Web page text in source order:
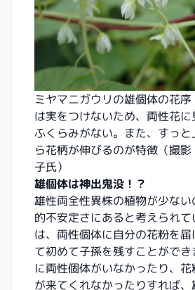
ミヤマニガウリの雄個体の花
は実をつけないため、両性花
ふくらみがない。また、すっ
ら花柄が伸びるのが特徴（撮
子氏）
雄個体は神出鬼没！？
雄性両全性異株の植物が少な
的不安定さにあると考えられ
は、両性個体に自分の花粉を
て初めて子孫を残すことができ
に両性個体がいなかったり、
が来てくれなかったりすれば